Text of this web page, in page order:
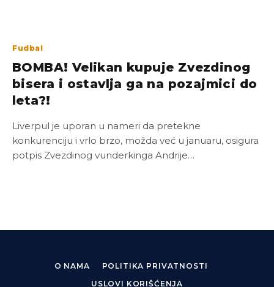
Fudbal
BOMBA! Velikan kupuje Zvezdinog
bisera i ostavlja ga na pozajmici do
leta?!
Liverpul je uporan u nameri da pretekne
konkurenciju i vrlo brzo, možda već u januaru, osigura
potpis Zvezdinog vunderkinga Andrije…
O NAMA
POLITIKA PRIVATNOSTI
USLOVI KORIŠĆENJA